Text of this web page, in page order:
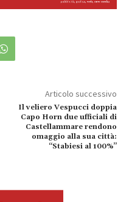
Articolo successivo
Il veliero Vespucci doppia
Capo Horn due ufficiali di
Castellammare rendono
omaggio alla sua città:
“Stabiesi al 100%”